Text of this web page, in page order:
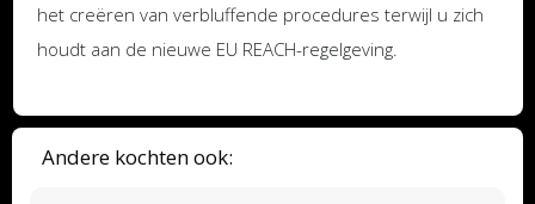
Andere kochten ook:
het creëren van verbluffende procedures terwijl u zich
houdt aan de nieuwe EU REACH-regelgeving.